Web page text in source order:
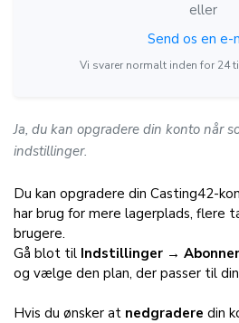
eller
Send os en e-
Vi svarer normalt inden for 24
Ja, du kan opgradere din konto når
indstillinger.
Du kan opgradere din Casting42-
har brug for mere lagerplads, flere
brugere.
Gå blot til Indstillinger →
og vælge den plan, der passer til
Hvis du ønsker at nedgradere din